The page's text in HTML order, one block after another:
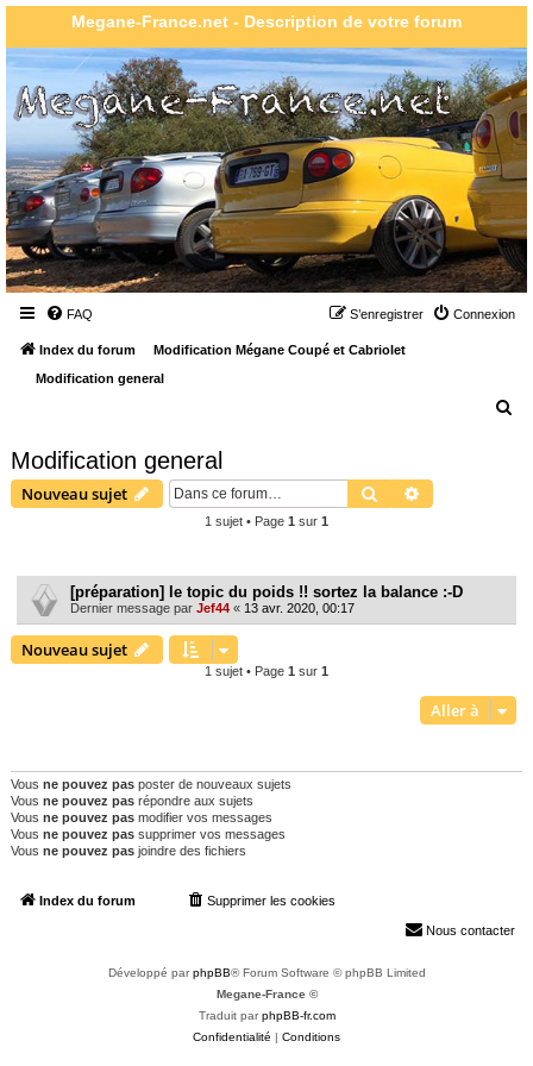
Megane-France.net - Description de votre forum
FAQ Connexion
S’enregistrer
Index du forum
Modification Mégane Coupé et Cabriolet
Modification general
c
Modification general
Nouveau sujet Rechercher
1 sujet • Page 1 sur 1
[préparation] le topic du poids !! sortez la balance :-D
Dernier message par Jef44 « 13 avr. 2020, 00:17
Nouveau sujet
1 sujet • Page 1 sur 1
Aller à
Vous ne pouvez pas poster de nouveaux sujets
Vous ne pouvez pas répondre aux sujets
Vous ne pouvez pas modifier vos messages
Vous ne pouvez pas supprimer vos messages
Vous ne pouvez pas joindre des fichiers
Index du forum Supprimer les cookies
Nous contacter
Développé parphpBB® Forum Software © phpBB Limited
Megane-France ©
Traduit parphpBB-fr.com
Confidentialité | Conditions